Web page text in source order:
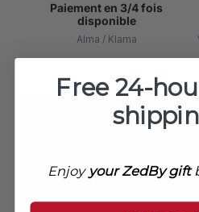
Paiement en 3/4 fois
disponible
Alma / Klarna
NOTRE
Free 24-
Enjoy your ZedBy gift